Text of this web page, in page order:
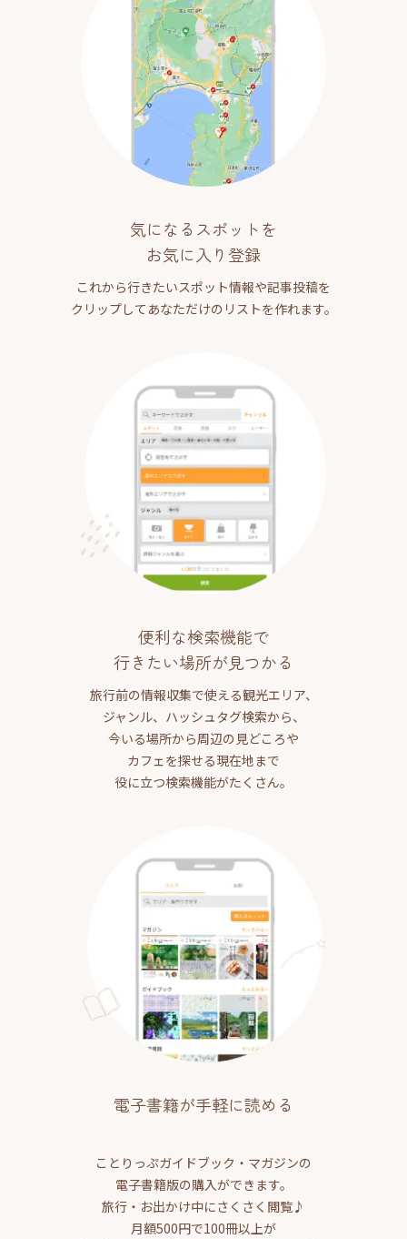
気になるスポットを
お気に入り登録
これから行きたいスポット情報や記事投稿を
クリップしてあなただけのリストを作れます。
便利な検索機能で
行きたい場所が見つかる
旅行前の情報収集で使える観光エリア、
ジャンル、ハッシュタグ検索から、
今いる場所から周辺の見どころや
カフェを探せる現在地まで
役に立つ検索機能がたくさん。
電子書籍が手軽に読める
ことりっぷガイドブック・マガジンの
電子書籍版の購入ができます。
旅行・お出かけ中にさくさく閲覧♪
月額500円で100冊以上が